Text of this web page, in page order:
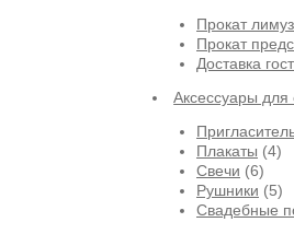
Прокат
Прокат
Доставка
Аксессуары для
Плакаты (4)
Свечи (6)
Рушники (5)
Свадебные